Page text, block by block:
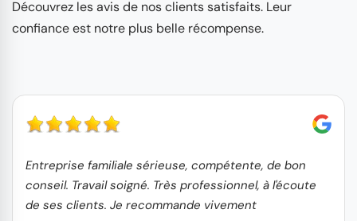
Découvrez les avis de nos clients satisfaits. Leur
confiance est notre plus belle récompense.
Entreprise familiale sérieuse, compétente, de bon
conseil. Travail soigné. Très professionnel, à l'écoute
de ses clients. Je recommande vivement